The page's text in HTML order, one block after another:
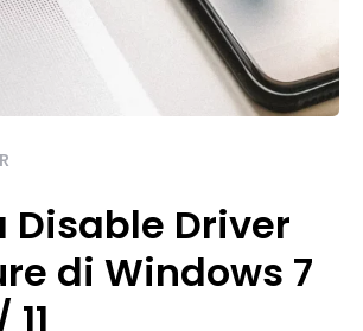
Disable Driver
di Windows 7